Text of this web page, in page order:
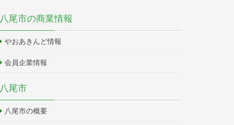
八尾市の商業情報
やおあきんど情報
会員企業情報
八尾市
八尾市の概要